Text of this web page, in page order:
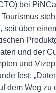
bei
Tourismus
seit über
und der
und
fest:
dem Weg zu